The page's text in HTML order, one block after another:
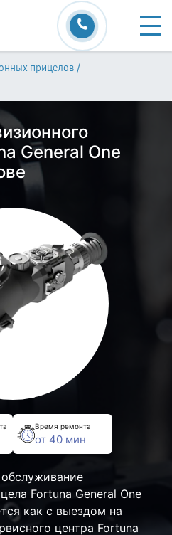
прицелов /
General One
Время ремонта
от 40 мин
Fortuna General One
как с выездом на
центра Fortuna